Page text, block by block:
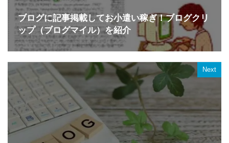
ブログに記事掲載してお小遣い稼ぎ！ブログクリ
ップ（ブログマイル）を紹介
Next